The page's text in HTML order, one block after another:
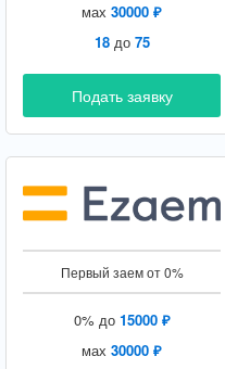
мах 30000 ₽
18до 75
Подать заявку
Первый заем от 0%
0% до 15000 ₽
мах 30000 ₽